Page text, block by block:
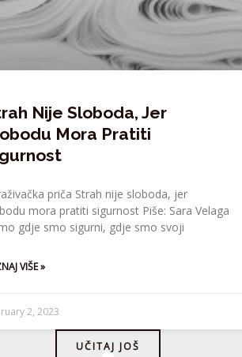
Nije Sloboda, Jer
Mora Pratiti
priča Strah nije sloboda, jer
mora pratiti sigurnost Piše: Sara Velaga
gdje smo sigurni, gdje smo svoji
VIŠE »
2, 2023
UČITAJ JOŠ